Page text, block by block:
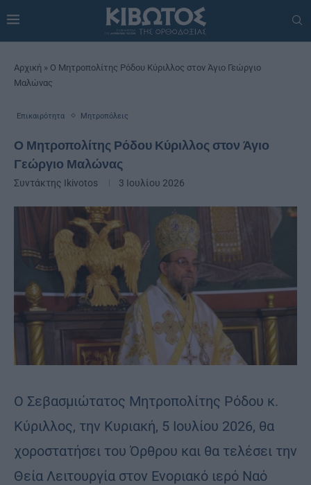
Αρχική » Ο Μητροπολίτης Ρόδου Κύριλλος στον Άγιο Γεώργιο
Μαλώνας
Επικαιρότητα Μητροπόλεις
Ο Μητροπολίτης Ρόδου Κύριλλος στον Άγιο
Γεώργιο Μαλώνας
Συντάκτης Ikivotos 3 Ιουλίου 2026
Ο Σεβασμιώτατος Μητροπολίτης Ρόδου κ.
Κύριλλος, την Κυριακή, 5 Ιουλίου 2026, θα
χοροστατήσει του Όρθρου και θα τελέσει την
Θεία Λειτουργία στον Ενοριακό ιερό Ναό